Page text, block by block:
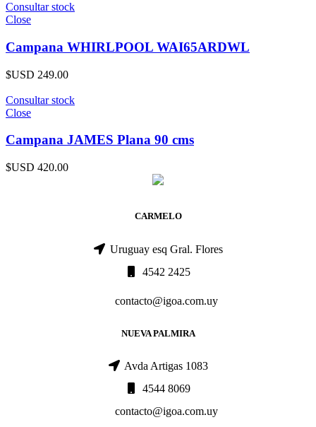
Consultar stock
Close
Campana WHIRLPOOL WAI65ARDWL
$USD 249.00
Consultar stock
Close
Campana JAMES Plana 90 cms
$USD 420.00
CARMELO
Uruguay esq Gral. Flores
4542 2425
contacto@igoa.com.uy
NUEVA PALMIRA
Avda Artigas 1083
4544 8069
contacto@igoa.com.uy